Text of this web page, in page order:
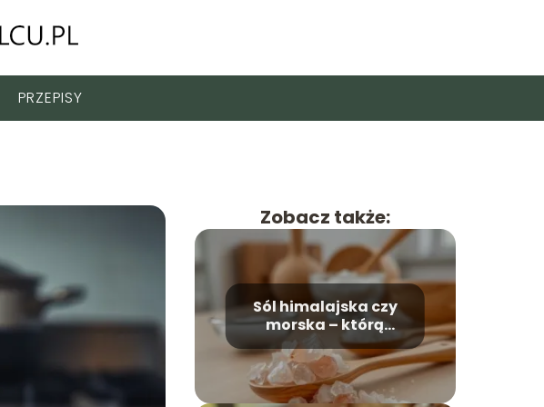
PRZEPISY
Zobacz także:
Sól himalajska czy
morska – którą
wybrać i dlaczego?